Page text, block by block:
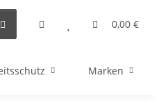
0,00 €
Marken